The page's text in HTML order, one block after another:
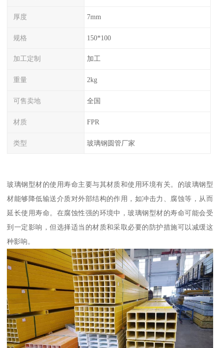
厚度 7mm
规格 150*100
加工定制 加工
重量 2kg
可售卖地 全国
材质 FPR
类型 玻璃钢圆管厂家
玻璃钢型材的使用寿命主要与其材质和使用环境有关。的玻璃钢型
材能够降低输送介质对外部结构的作用，如冲击力、腐蚀等，从而
延长使用寿命。在腐蚀性强的环境中，玻璃钢型材的寿命可能会受
到一定影响，但选择适当的材质和采取必要的防护措施可以减缓这
种影响。